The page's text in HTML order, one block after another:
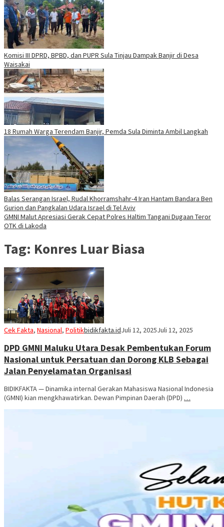
Komisi III DPRD, BPBD, dan PUPR Sula Tinjau Dampak Banjir di Desa
Waisakai
18 Rumah Warga Terendam Banjir, Pemda Sula Diminta Ambil Langkah
Balas Serangan Israel, Rudal Khorramshahr-4 Iran Hantam Bandara Ben
Gurion dan Pangkalan Udara Israel di Tel Aviv
GMNI Malut Apresiasi Gerak Cepat Polres Haltim Tangani Dugaan Teror
OTK di Lakoda
Tag: Konres Luar Biasa
Cek Fakta, Nasional, Politikbidikfakta.idJuli 12, 2025Juli 12, 2025
DPD GMNI Maluku Utara Desak Pembentukan Forum
Nasional untuk Persatuan dan Dorong KLB Sebagai
Jalan Penyelamatan Organisasi
BIDIKFAKTA — Dinamika internal Gerakan Mahasiswa Nasional Indonesia
(GMNI) kian mengkhawatirkan. Dewan Pimpinan Daerah (DPD) …